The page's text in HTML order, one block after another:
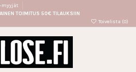
myyjät
TOIMITUS 50€ TILAUKSIIN
Toivelista (0)